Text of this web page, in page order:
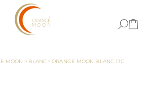
MOON > BLANC > ORANGE MOON BLANC 13G